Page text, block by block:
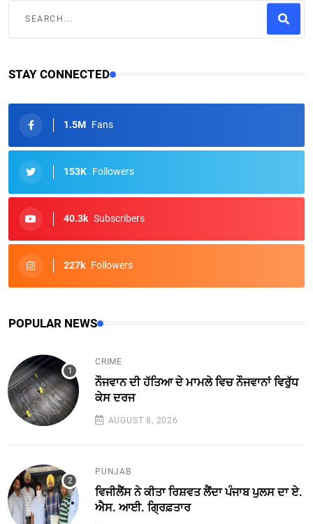
STAY CONNECTED
1.5M Fans
153K Followers
40.3k Subscribers
227k Followers
POPULAR NEWS
CRIME
ਨੌਜਵਾਨ ਦੀ ਹੱਤਿਆ ਦੇ ਮਾਮਲੇ ਵਿਚ ਨੌਜਵਾਨਾਂ ਵਿਰੁੱਧ
ਕੇਸ ਦਰਜ
AUGUST 8, 2026
PUNJAB
ਵਿਜੀਲੈਂਸ ਨੇ ਕੀਤਾ ਰਿਸ਼ਵਤ ਲੈਂਦਾ ਪੰਜਾਬ ਪੁਲਸ ਦਾ ਏ.
ਐਸ. ਆਈ. ਗ੍ਰਿਫ਼ਤਾਰ